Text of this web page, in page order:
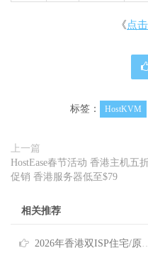
《点
标签： HostKVM
上一篇
HostEase春节活动 香港主机五
促销 香港服务器低至$79
相关推荐
2026年香港双ISP住宅/原生IP/家宽VPS商家推荐